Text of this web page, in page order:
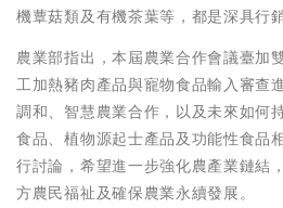
機蕈菇類及有機茶葉等，都是深具行
農業部指出，本屆農業合作會議臺加
工加熱豬肉產品與寵物食品輸入審查
調和、智慧農業合作，以及未來如何
食品、植物源起士產品及功能性食品
行討論，希望進一步強化農產業鏈結
方農民福祉及確保農業永續發展。